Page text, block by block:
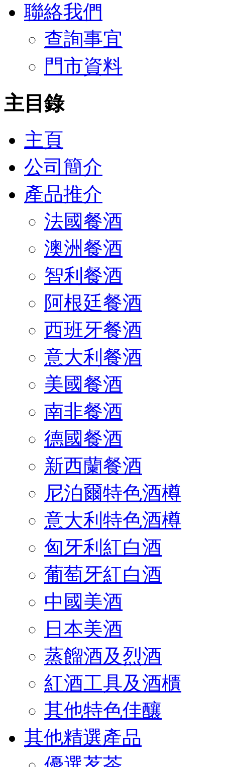
聯絡我們
查詢事宜
門市資料
主目錄
主頁
公司簡介
產品推介
法國餐酒
澳洲餐酒
智利餐酒
阿根廷餐酒
西班牙餐酒
意大利餐酒
美國餐酒
南非餐酒
德國餐酒
新西蘭餐酒
尼泊爾特色酒樽
意大利特色酒樽
匈牙利紅白酒
葡萄牙紅白酒
中國美酒
日本美酒
蒸餾酒及烈酒
紅酒工具及酒櫃
其他特色佳釀
其他精選產品